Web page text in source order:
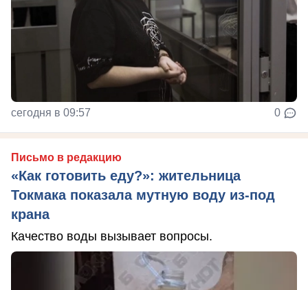
сегодня в 09:57 0
Письмо в редакцию
«Как готовить еду?»: жительница
Токмака показала мутную воду из-под
крана
Качество воды вызывает вопросы.